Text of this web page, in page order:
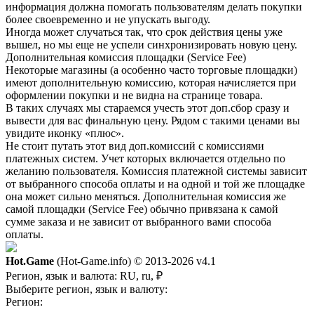
информация должна помогать пользователям делать покупки
более своевременно и не упускать выгоду.
Иногда может случаться так, что срок действия цены уже
вышел, но мы еще не успели синхронизировать новую цену.
Дополнительная комиссия площадки (Service Fee)
Некоторые магазины (а особенно часто торговые площадки)
имеют дополнительную комиссию, которая начисляется при
оформлении покупки и не видна на странице товара.
В таких случаях мы стараемся учесть этот доп.сбор сразу и
вывести для вас финальную цену. Рядом с такими ценами вы
увидите иконку «плюс».
Не стоит путать этот вид доп.комиссий с комиссиями
платежных систем. Учет которых включается отдельно по
желанию пользователя. Комиссия платежной системы зависит
от выбранного способа оплаты и на одной и той же площадке
она может сильно меняться. Дополнительная комиссия же
самой площадки (Service Fee) обычно привязана к самой
сумме заказа и не зависит от выбранного вами способа
оплаты.
Hot.Game (Hot-Game.info) © 2013-2026 v4.1
Регион, язык и валюта: RU, ru, ₽
Выберите регион, язык и валюту:
Регион: